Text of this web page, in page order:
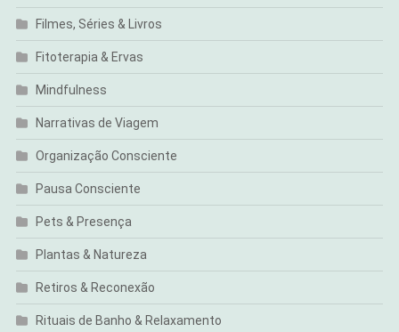
Filmes, Séries & Livros
Fitoterapia & Ervas
Mindfulness
Narrativas de Viagem
Organização Consciente
Pausa Consciente
Pets & Presença
Plantas & Natureza
Retiros & Reconexão
Rituais de Banho & Relaxamento